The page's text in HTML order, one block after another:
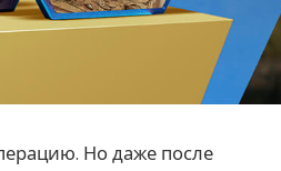
Но даже после